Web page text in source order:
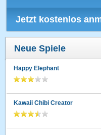
Jetzt kostenlos
Neue Spiele
Happy Elephant
Kawaii Chibi Creator